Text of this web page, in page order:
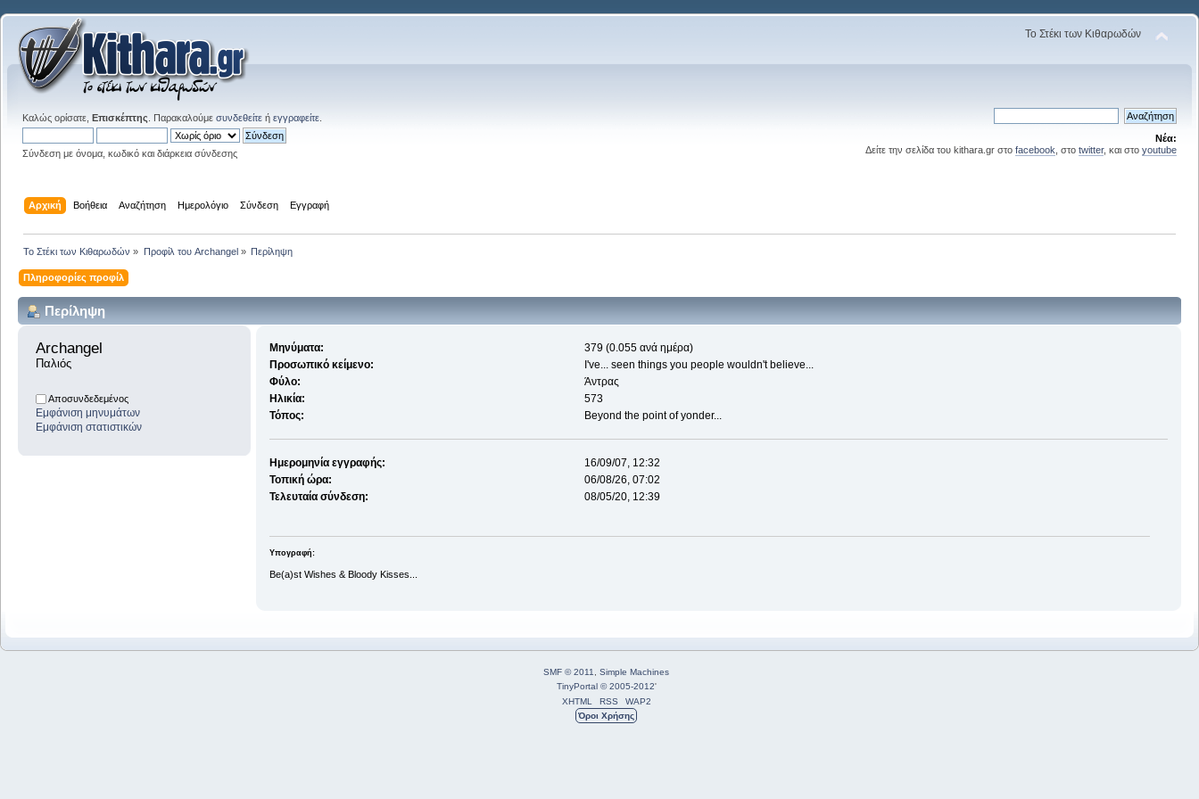
Το Στέκι των Κιθαρωδών
Καλώς ορίσατε, Επισκέπτης . Παρακαλούμε συνδεθείτε ή εγγραφείτε
Σύνδεση με όνομα, κωδικό και διάρκεια σύνδεσης
Νέα:
Δείτε την σελίδα του kithara.gr στο facebook , στο twitter, και στο youtube
Αρχική Βοήθεια Αναζήτηση Ημερολόγιο Σύνδεση Εγγραφή
Το Στέκι των Κιθαρωδών » Προφίλ του Archangel» Περίληψη
Πληροφορίες προφίλ
Περίληψη
Archangel
Παλιός
Αποσυνδεδεμένος
Εμφάνιση μηνυμάτων
Εμφάνιση στατιστικών
Μηνύματα:
379 (0.055 ανά ημέρα)
Προσωπικό κείμενο:
I've... seen things you people wouldn't believe...
Φύλο:
Άντρας
Ηλικία:
573
Τόπος:
Beyond the point of yonder...
Ημερομηνία εγγραφής:
16/09/07, 12:32
Τοπική ώρα:
06/08/26, 07:02
Τελευταία σύνδεση:
08/05/20, 12:39
Υπογραφή:
Be(a)st Wishes & Bloody Kisses...
SMF © 2011
Simple Machines
TinyPortal © 2005-2012'
XHTML
RSS
WAP2
Όροι Χρήσης